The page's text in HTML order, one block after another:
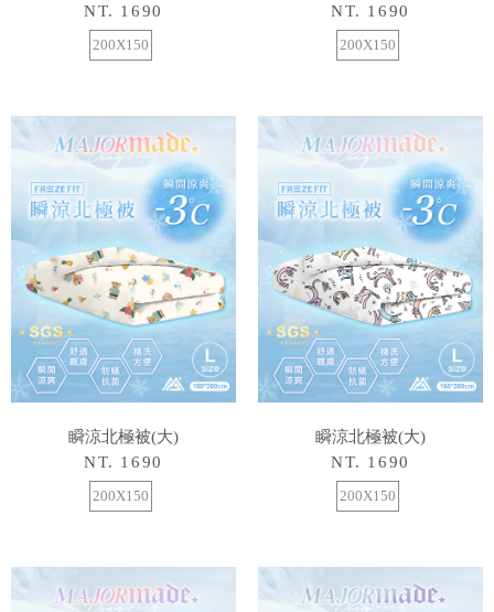
NT. 1690
200X150
NT. 1690
200X150
瞬涼北極被(大)
NT. 1690
200X150
瞬涼北極被(大)
NT. 1690
200X150